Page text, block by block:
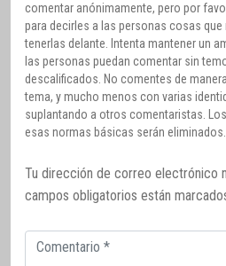
comentar anónimamente, pero por
para decirles a las personas cosas
tenerlas delante. Intenta mantener un
las personas puedan comentar sin
descalificados. No comentes de
tema, y mucho menos con varias
suplantando a otros comentaristas.
esas normas básicas serán eliminados.
Tu dirección de correo electrónico
campos obligatorios están
Comentario